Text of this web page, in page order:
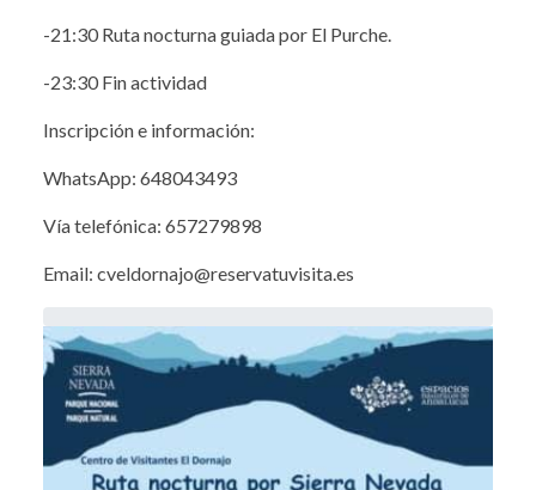
-21:30 Ruta nocturna guiada por El Purche.
-23:30 Fin actividad
Inscripción e información:
WhatsApp: 648043493
Vía telefónica: 657279898
Email: cveldornajo@reservatuvisita.es